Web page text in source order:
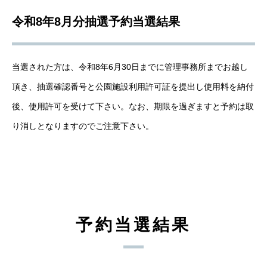
令和8年8月分抽選予約当選結果
当選された方は、令和8年6月30日までに管理事務所までお越し
頂き、抽選確認番号と公園施設利用許可証を提出し使用料を納付
後、使用許可を受けて下さい。なお、期限を過ぎますと予約は取
り消しとなりますのでご注意下さい。
予約当選結果